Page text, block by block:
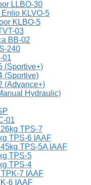
LLBO-30
KLVO-5
KLBO-5
03
BB-02
240
01
(Sportive+)
(Sportive)
(Advance+)
Hydraulic)
01
TPS-7
TPS-6 IAAF
TPS-5A IAAF
TPS-5
TPS-4
7 IAAF
6 IAAF